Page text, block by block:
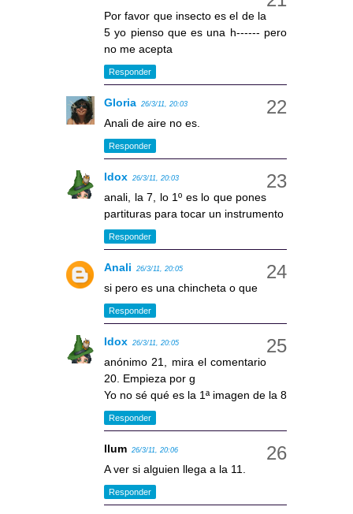
Por favor que insecto es el de la
5 yo pienso que es una h------ pero
no me acepta
Responder
Gloria 26/3/11, 20:03
Anali de aire no es.
Responder
Idox 26/3/11, 20:03
anali, la 7, lo 1º es lo que pones
partituras para tocar un instrumento
Responder
Anali 26/3/11, 20:05
si pero es una chincheta o que
Responder
Idox 26/3/11, 20:05
anónimo 21, mira el comentario
20. Empieza por g
Yo no sé qué es la 1ª imagen de la 8
Responder
llum 26/3/11, 20:06
A ver si alguien llega a la 11.
Responder